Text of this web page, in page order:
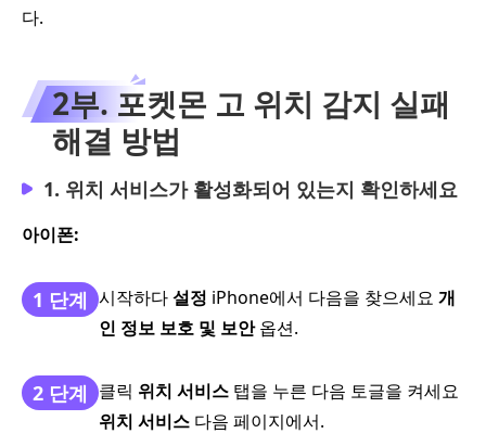
다.
2부. 포켓몬 고 위치 감지 실패
해결 방법
1. 위치 서비스가 활성화되어 있는지 확인하세요
아이폰:
1 단계 시작하다설정 iPhone에서 다음을 찾으세요 개
인 정보 보호 및 보안옵션.
2 단계 클릭 위치 서비스 탭을 누른 다음 토글을 켜세요
위치 서비스 다음 페이지에서.